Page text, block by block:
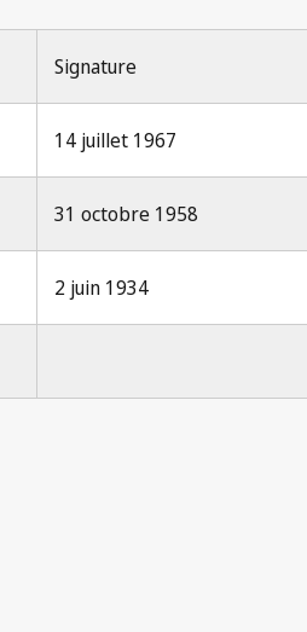
Signature
14 juillet 1967
31 octobre 1958
2 juin 1934